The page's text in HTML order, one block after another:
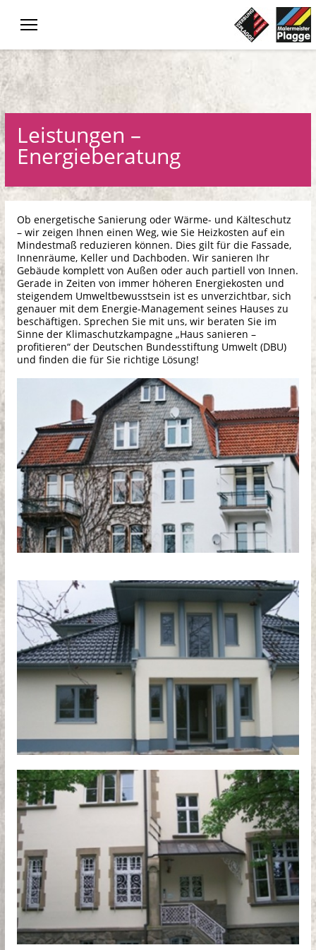
Leistungen –
Energieberatung
Ob energetische Sanierung oder Wärme- und Kälteschutz
– wir zeigen Ihnen einen Weg, wie Sie Heizkosten auf ein
Mindestmaß reduzieren können. Dies gilt für die Fassade,
Innenräume, Keller und Dachboden. Wir sanieren Ihr
Gebäude komplett von Außen oder auch partiell von Innen.
Gerade in Zeiten von immer höheren Energiekosten und
steigendem Umweltbewusstsein ist es unverzichtbar, sich
genauer mit dem Energie-Management seines Hauses zu
beschäftigen. Sprechen Sie mit uns, wir beraten Sie im
Sinne der Klimaschutzkampagne „Haus sanieren –
profitieren“ der Deutschen Bundesstiftung Umwelt (DBU)
und finden die für Sie richtige Lösung!